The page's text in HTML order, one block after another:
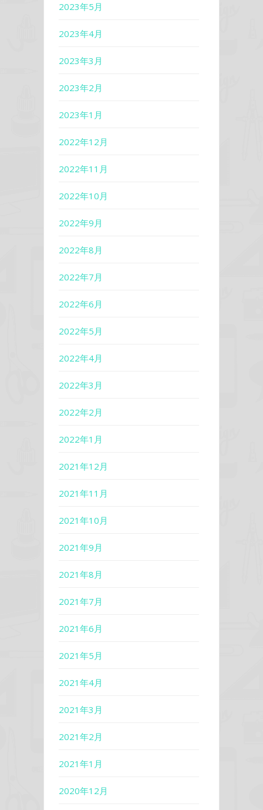
2023年5月
2023年4月
2023年3月
2023年2月
2023年1月
2022年12月
2022年11月
2022年10月
2022年9月
2022年8月
2022年7月
2022年6月
2022年5月
2022年4月
2022年3月
2022年2月
2022年1月
2021年12月
2021年11月
2021年10月
2021年9月
2021年8月
2021年7月
2021年6月
2021年5月
2021年4月
2021年3月
2021年2月
2021年1月
2020年12月